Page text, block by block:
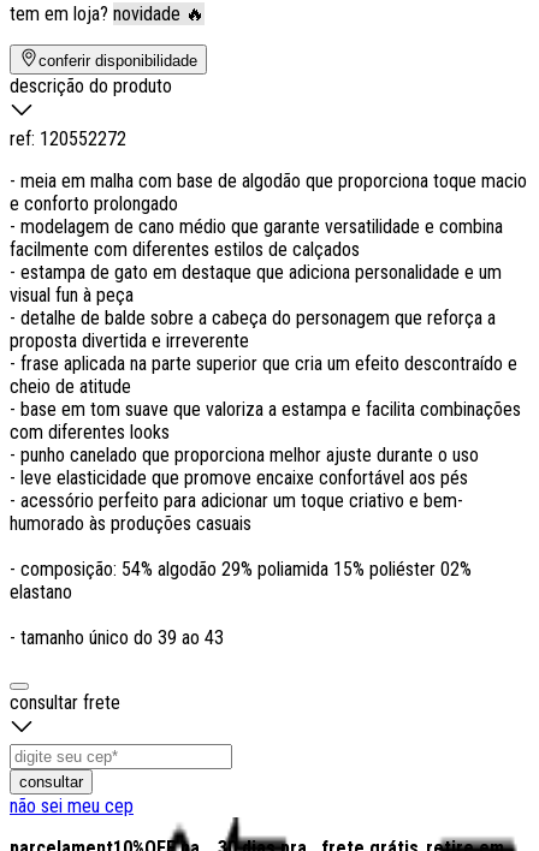
tem em loja? novidade 🔥
conferir disponibilidade
descrição do produto
ref: 120552272
- meia em malha com base de algodão que proporciona toque macio
e conforto prolongado
- modelagem de cano médio que garante versatilidade e combina
facilmente com diferentes estilos de calçados
- estampa de gato em destaque que adiciona personalidade e um
visual fun à peça
- detalhe de balde sobre a cabeça do personagem que reforça a
proposta divertida e irreverente
- frase aplicada na parte superior que cria um efeito descontraído e
cheio de atitude
- base em tom suave que valoriza a estampa e facilita combinações
com diferentes looks
- punho canelado que proporciona melhor ajuste durante o uso
- leve elasticidade que promove encaixe confortável aos pés
- acessório perfeito para adicionar um toque criativo e bem-
humorado às produções casuais
- composição: 54% algodão 29% poliamida 15% poliéster 02%
elastano
- tamanho único do 39 ao 43
consultar frete
consultar
não sei meu cep